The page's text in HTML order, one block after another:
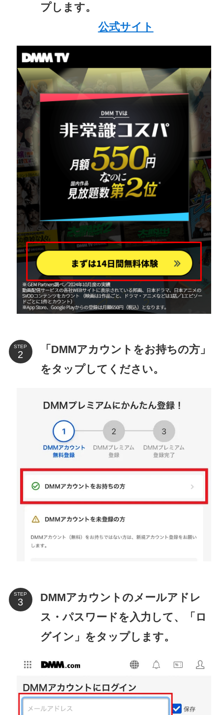
プします。
公式サイト
STEP
「DMMアカウントをお持ちの方」
をタップしてください。
STEP
DMMアカウントのメールアドレ
ス・パスワードを入力して、「ロ
グイン」をタップします。